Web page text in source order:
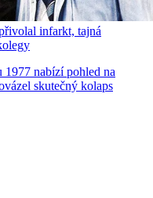
infarkt, tajná
1977 nabízí pohled na
skutečný kolaps